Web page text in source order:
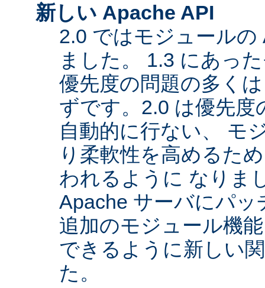
新しい Apache API
2.0 ではモジュール
ました。 1.3 にあっ
優先度の問題の多く
ずです。2.0 は優先
自動的に行ない、 モ
り柔軟性を高めるた
われるように なりま
Apache サーバにパ
追加のモジュール機
できるように新しい
た。